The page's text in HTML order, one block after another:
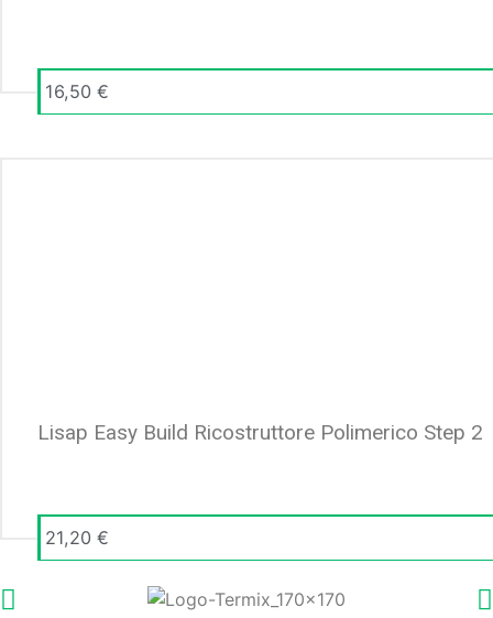
16,50 €
Lisap Easy Build Ricostruttore Polimerico Step 2
21,20 €